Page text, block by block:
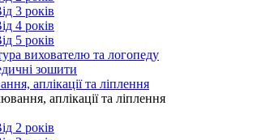
3 років
4 років
5 років
вихователю та логопеду
зошити
аплікації та ліплення
аплікації та ліплення
2 років